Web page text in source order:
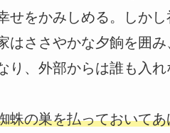
せをかみしめる。しか
はささやかな夕餉を囲
り、外部からは誰も入
蛛の巣を払っておいて